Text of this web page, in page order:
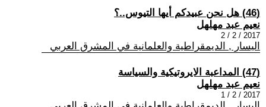
(46) هل نحن عبيدكم أيها التيوس..؟
نعيم عبد مهلهل
2017 / 2 / 2
اليسار , الديمقراطية والعلمانية في المشرق العربي
(47) المداعبة الايروتيكية والسياسة
نعيم عبد مهلهل
2017 / 2 / 1